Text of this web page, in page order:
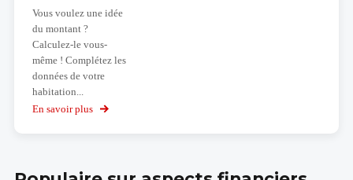
Vous voulez une idée
du montant ?
Calculez-le vous-
même ! Complétez les
données de votre
habitation...
En savoir plus
sur